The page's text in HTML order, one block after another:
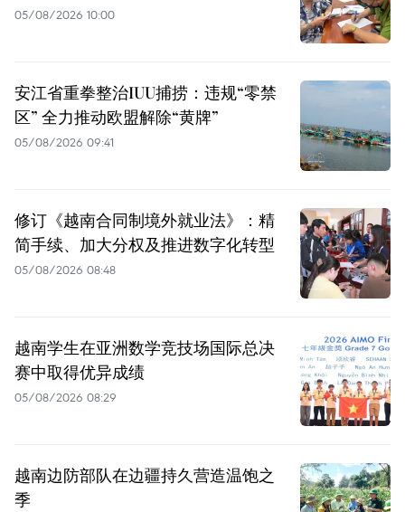
05/08/2026 10:00
安江省重拳整治IUU捕捞：违规“零禁
区” 全力推动欧盟解除“黄牌”
05/08/2026 09:41
修订《越南合同制境外就业法》：精
简手续、加大分权及推进数字化转型
05/08/2026 08:48
越南学生在亚洲数学竞技场国际总决
赛中取得优异成绩
05/08/2026 08:29
越南边防部队在边疆持久营造温饱之
季